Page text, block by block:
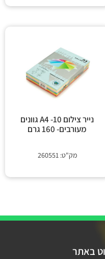
נייר צילום A4 -10 גוונים
מעורבים- 160 גרם
מק"ט: 260551
באתר